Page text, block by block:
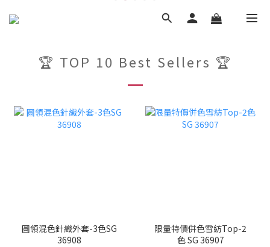
🏆 TOP 10 Best Sellers 🏆
圓領混色針織外套-3色SG
36908
限量特價併色雪紡Top-2
色 SG 36907